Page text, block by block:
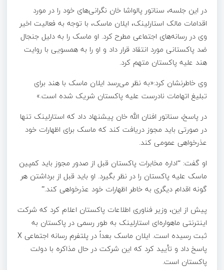
در این جلسه، سناتور پالواشا خان نگرانی‌های خود را در مورد
اقدامات مالک استارلینک، ایلان ماسک، با توجه به فعالیت اخیر
وی در رسانه‌های اجتماعی مطرح کرد. او ماسک را به دلیل جنجال
ضد پاکستانی مورد انتقاد قرار داد و او را به همسویی با روایت
هند علیه پاکستان متهم کرد.
وی خاطرنشان کرد:«به نظر می‌رسد ایلان ماسک با هند برای
تبلیغ اتهامات نادرست علیه پاکستان شریک شده است.»
در پاسخ، سناتور افنان الله خان پیشنهاد داد که استارلینک تنها
در صورتی باید مجوز دریافت کند که ماسک برای اظهارات خود
عذرخواهی عمومی کند.
او گفت: “اداره مخابرات پاکستان قبل از صدور مجوز باید کمپین
ماسک علیه پاکستان را در نظر بگیرد. او باید قبل از برداشتن هر
گونه اقدام دیگری به خاطر اظهارات خود عذرخواهی کند.”
پیش از این، وزیر فناوری اطلاعات پاکستان اعلام کرد که شرکت
اینترنتی ماهواره‌ای استارلینک به طور رسمی در پاکستان به
ثبت رسیده است. ایلان ماسک بعداً در پلتفرم رسانه اجتماعی X
پاسخ داد و تأیید کرد که این شرکت در حال مذاکره با دولت
پاکستان است.